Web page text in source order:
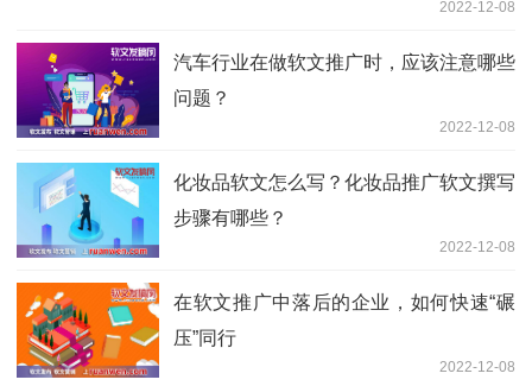
2022-12-08
汽车行业在做软文推广时，应该注意哪些
问题？
2022-12-08
化妆品软文怎么写？化妆品推广软文撰写
步骤有哪些？
2022-12-08
在软文推广中落后的企业，如何快速“碾
压”同行
2022-12-08